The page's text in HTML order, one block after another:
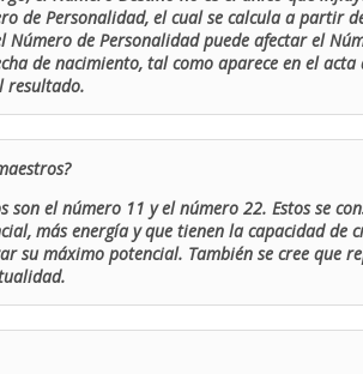
de Personalidad, el cual se calcula a partir
Número de Personalidad puede afectar el
de nacimiento, tal como aparece en el
resultado.
son el número 11 y el número 22. Estos se
más energía y que tienen la capacidad de
su máximo potencial. También se cree que